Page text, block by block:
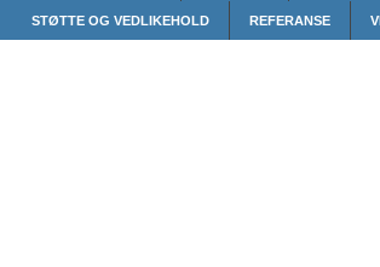
STØTTE OG VEDLIKEHOLD REFERANSE